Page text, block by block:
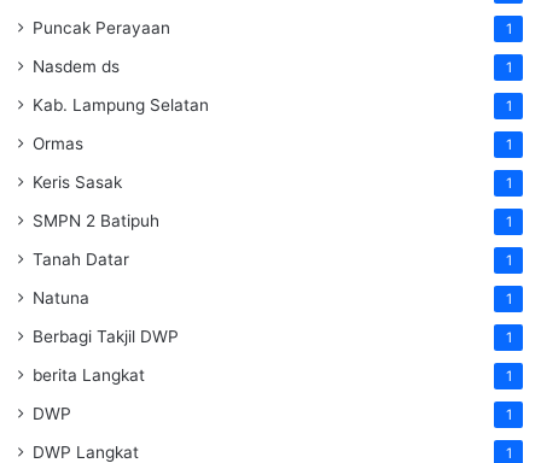
Puncak Perayaan 1
Nasdem ds 1
Kab. Lampung Selatan 1
Ormas 1
Keris Sasak 1
SMPN 2 Batipuh 1
Tanah Datar 1
Natuna 1
Berbagi Takjil DWP 1
berita Langkat 1
DWP 1
DWP Langkat 1